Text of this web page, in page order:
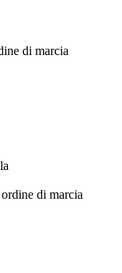
di marcia
di marcia